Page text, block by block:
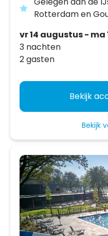
Rotterdam en
vr 14 augustus - ma
3 nachten
2 gasten
Bekijk
Bekijk